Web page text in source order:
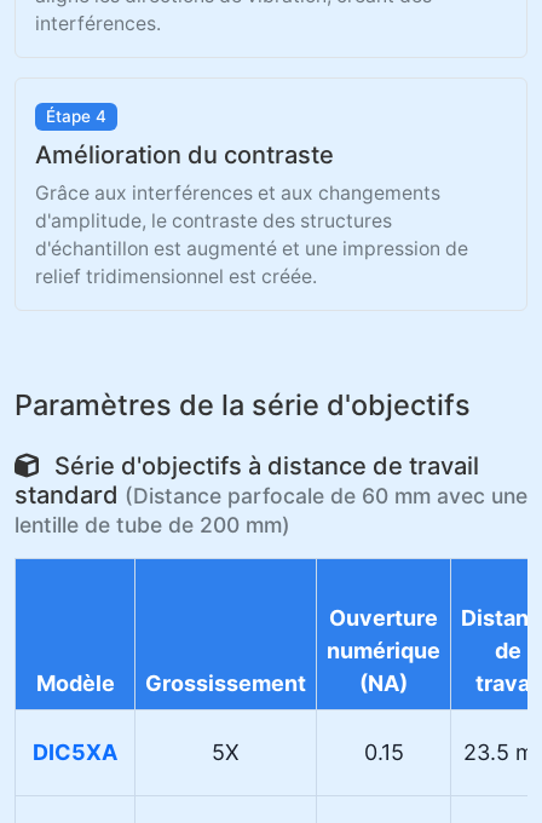
interférences.
Étape 4
Amélioration du contraste
Grâce aux interférences et aux changements
d'amplitude, le contraste des structures
d'échantillon est augmenté et une impression de
relief tridimensionnel est créée.
Paramètres de la série d'objectifs
Série d'objectifs à distance de travail
standard (Distance parfocale de 60 mm avec une
lentille de tube de 200 mm)
Modèle Grossissement
Ouverture
numérique
(NA)
de
travail
DIC5XA 5X 0.15 23.5